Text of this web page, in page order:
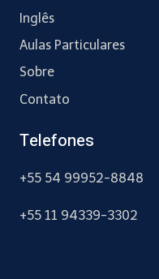
Inglês
Aulas Particulares
Sobre
Contato
Telefones
+55 54 99952-8848
+55 11 94339-3302